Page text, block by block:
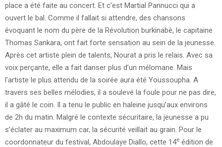
place a été faite au concert. Et c’est Martial Pannucci qui a
ouvert le bal. Comme il fallait si attendre, des chansons
évoquant le nom du père de la Révolution burkinabè, le capitaine
Thomas Sankara, ont fait forte sensation au sein de la jeunesse.
Après cet artiste plein de talents, Nourat a pris le relais. Avec sa
voix perçante, elle a fait danser plus d’un mélomane. Mais
l’artiste le plus attendu de la soirée aura été Youssoupha. A
travers ses belles mélodies, il a soulevé la foule pour ne pas dire,
il a gâté le coin. Il a tenu le public en haleine jusqu’aux environs
de 2h du matin. Malgré le contexte sécuritaire, la jeunesse a pu
s’éclater au maximum car, la sécurité veillait au grain. Pour le
coordonnateur du festival, Abdoulaye Diallo, cette 14e édition de